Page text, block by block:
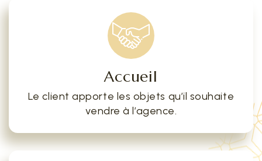
Accueil
Le client apporte les objets qu’il souhaite
vendre à l’agence.